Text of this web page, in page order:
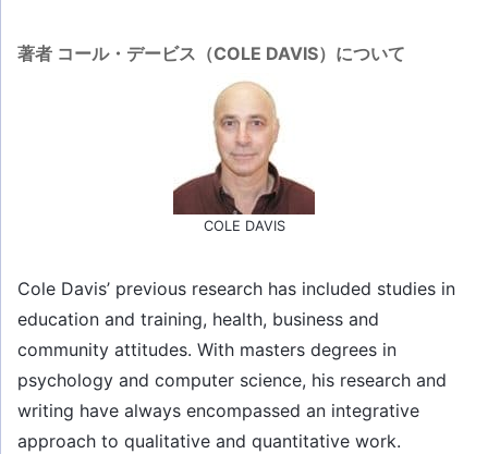
著者 コール・デービス（COLE DAVIS）について
COLE DAVIS
Cole Davis’ previous research has included studies in
education and training, health, business and
community attitudes. With masters degrees in
psychology and computer science, his research and
writing have always encompassed an integrative
approach to qualitative and quantitative work.